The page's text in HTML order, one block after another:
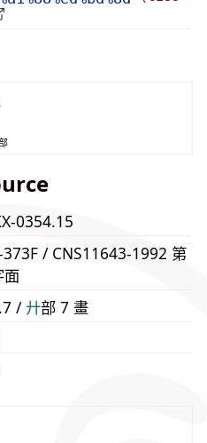
0354.15
/ CNS11643-1992 第
面
/⼶部 7 畫